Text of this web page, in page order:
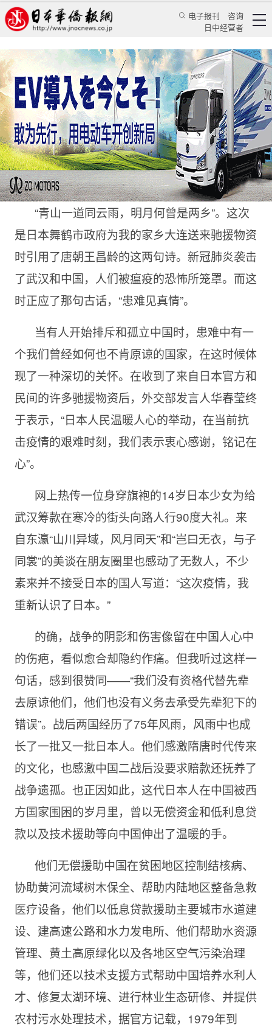
电子报刊
咨询
日中经营者
青山一道同云雨
王景贤 专栏 贤眼窥日★王景贤
日本新华侨报 2020/2/25 12:33:29
“青山一道同云雨，明月何曾是两乡”。这次
是日本舞鹤市政府为我的家乡大连送来驰援物资
时引用了唐朝王昌龄的这两句诗。新冠肺炎袭击
了武汉和中国，人们被瘟疫的恐怖所笼罩。而这
时正应了那句古话，“患难见真情”。
当有人开始排斥和孤立中国时，患难中有一
个我们曾经如何也不肯原谅的国家，在这时候体
现了一种深切的关怀。在收到了来自日本官方和
民间的许多驰援物资后，外交部发言人华春莹终
于表示，“日本人民温暖人心的举动，在当前抗
击疫情的艰难时刻，我们表示衷心感谢，铭记在
心”。
网上热传一位身穿旗袍的14岁日本少女为给
武汉筹款在寒冷的街头向路人行90度大礼。来
自东瀛“山川异域，风月同天”和“岂曰无衣，与子
同裳”的美谈在朋友圈里也感动了无数人，不少
素来并不接受日本的国人写道：“这次疫情，我
重新认识了日本。”
的确，战争的阴影和伤害像留在中国人心中
的伤疤，看似愈合却隐约作痛。但我听过这样一
句话，感到很赞同――“我们没有资格代替先辈
去原谅他们，他们也没有义务去承受先辈犯下的
错误”。战后两国经历了75年风雨，风雨中也成
长了一批又一批日本人。他们感激隋唐时代传来
的文化，也感激中国二战后没要求赔款还抚养了
战争遗孤。也正因如此，这代日本人在中国被西
方国家围困的岁月里，曾以无偿资金和低利息贷
款以及技术援助等向中国伸出了温暖的手。
他们无偿援助中国在贫困地区控制结核病、
协助黄河流域树木保全、帮助内陆地区整备急救
医疗设备，他们以低息贷款援助主要城市水道建
设、建高速公路和水力发电所、他们帮助水资源
管理、黄土高原绿化以及各地区空气污染治理
等，他们还以技术支援方式帮助中国培养水利人
才、修复太湖环境、进行林业生态研修、并提供
农村污水处理技术，据官方记载，1979年到